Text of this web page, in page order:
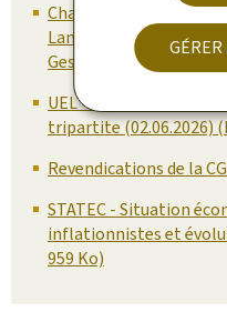
GÉRER
Chambre d'Agriculture -
Gespräche (02.06.2026)
UEL - Positionnement
tripartite (02.06.2026)
Revendications de la
STATEC - Situation
inflationnistes et
959 Ko)